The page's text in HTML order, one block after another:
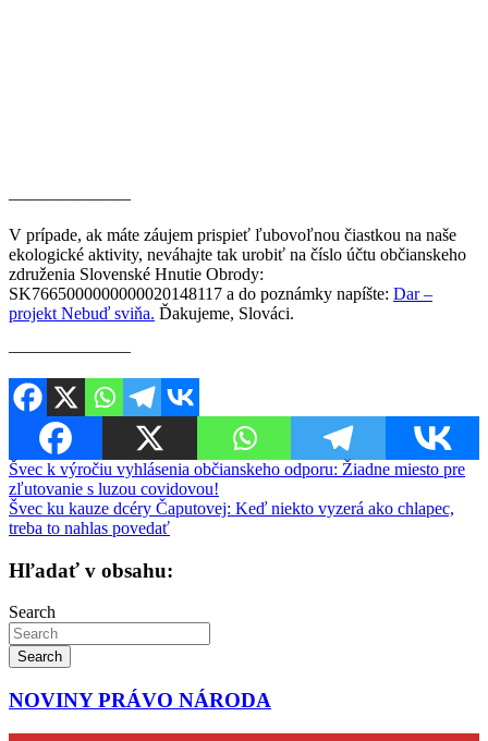
———————
V prípade, ak máte záujem prispieť ľubovoľnou čiastkou na naše
ekologické aktivity, neváhajte tak urobiť na číslo účtu občianskeho
združenia Slovenské Hnutie Obrody:
SK7665000000000020148117 a do poznámky napíšte: Dar –
projekt Nebuď sviňa. Ďakujeme, Slováci.
———————
Navigácia
v
článku
Švec k výročiu vyhlásenia občianskeho odporu: Žiadne miesto pre
zľutovanie s luzou covidovou!
Švec ku kauze dcéry Čaputovej: Keď niekto vyzerá ako chlapec,
treba to nahlas povedať
Hľadať v obsahu:
Search
Search
NOVINY PRÁVO NÁRODA